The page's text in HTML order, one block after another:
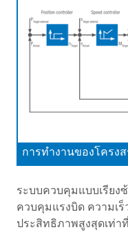
การทำงานของโครง
ระบบควบคุมแบบเรียง
ควบคุมแรงบิด ความเ
ประสิทธิภาพสูงสุดเท่า